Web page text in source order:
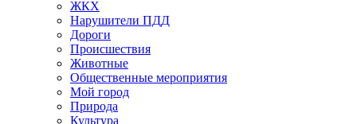
ЖКХ
Нарушители ПДД
Дороги
Происшествия
Животные
Общественные мероприятия
Мой город
Природа
Культура